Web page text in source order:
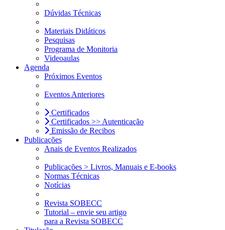
Dúvidas Técnicas
Materiais Didáticos
Pesquisas
Programa de Monitoria
Videoaulas
Agenda
Próximos Eventos
Eventos Anteriores
Certificados
Certificados >> Autenticação
Emissão de Recibos
Publicações
Anais de Eventos Realizados
Publicações > Livros, Manuais e E-books
Normas Técnicas
Notícias
Revista SOBECC
Tutorial – envie seu artigo
para a Revista SOBECC